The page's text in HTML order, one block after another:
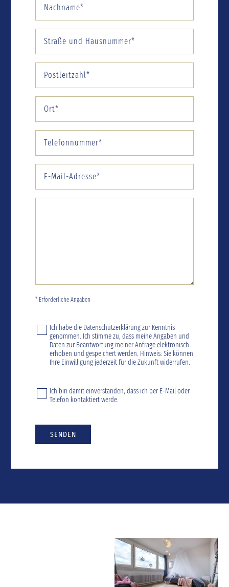
* Erforderliche Angaben
Ich habe die Datenschutzerklärungzur Kenntnis
genommen. Ich stimme zu, dass meine Angaben und
Daten zur Beantwortung meiner Anfrage elektronisch
erhoben und gespeichert werden. Hinweis: Sie können
Ihre Einwilligung jederzeit für die Zukunft widerrufen.
Ich bin damit einverstanden, dass ich per E-Mail oder
Telefon kontaktiert werde.
SENDEN